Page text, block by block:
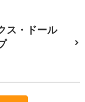
ス・ドール